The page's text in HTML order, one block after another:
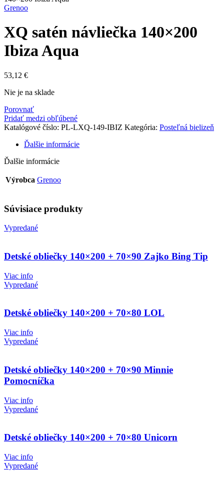
Grenoo
XQ satén návliečka 140×200
Ibiza Aqua
53,12 €
Nie je na sklade
Porovnať
Pridať medzi obľúbené
Katalógové číslo: PL-LXQ-149-IBIZ Kategória: Posteľná bielizeň
Ďalšie informácie
Ďalšie informácie
Výrobca Grenoo
Súvisiace produkty
Vypredané
Detské obliečky 140×200 + 70×90 Zajko Bing Tip
Viac info
Vypredané
Detské obliečky 140×200 + 70×80 LOL
Viac info
Vypredané
Detské obliečky 140×200 + 70×90 Minnie
Pomocníčka
Viac info
Vypredané
Detské obliečky 140×200 + 70×80 Unicorn
Viac info
Vypredané